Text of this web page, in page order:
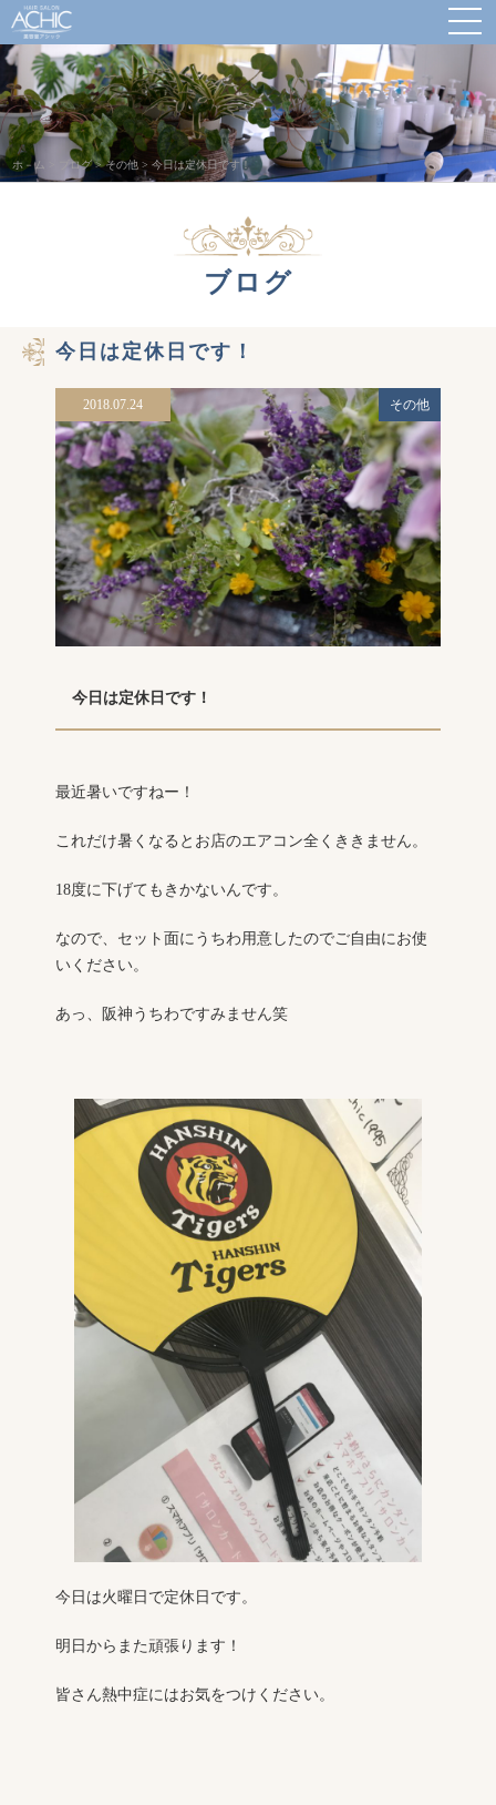
ホ－ム ブログ>その他 >今日は定休日です！
ブログ
今日は定休日です！
2018.07.24 その他
今日は定休日です！
最近暑いですねー！
これだけ暑くなるとお店のエアコン全くききません。
18度に下げてもきかないんです。
なので、セット面にうちわ用意したのでご自由にお使
いください。
あっ、阪神うちわですみません笑
今日は火曜日で定休日です。
明日からまた頑張ります！
皆さん熱中症にはお気をつけください。